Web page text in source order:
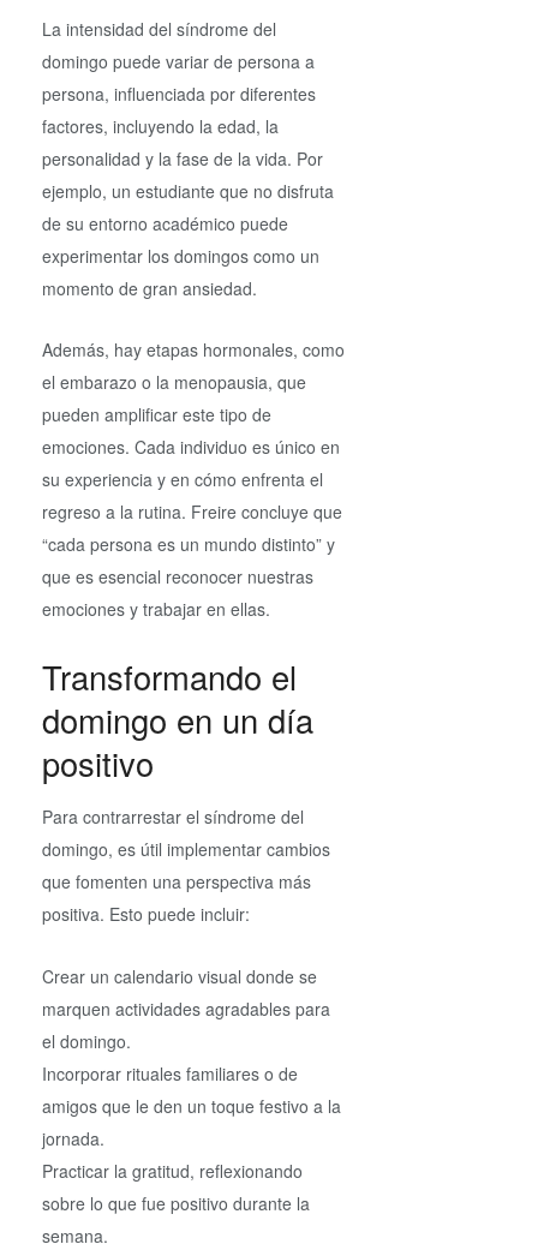
La intensidad del síndrome del
domingo puede variar de persona a
persona, influenciada por diferentes
factores, incluyendo la edad, la
personalidad y la fase de la vida. Por
ejemplo, un estudiante que no disfruta
de su entorno académico puede
experimentar los domingos como un
momento de gran ansiedad.
Además, hay etapas hormonales, como
el embarazo o la menopausia, que
pueden amplificar este tipo de
emociones. Cada individuo es único en
su experiencia y en cómo enfrenta el
regreso a la rutina. Freire concluye que
“cada persona es un mundo distinto” y
que es esencial reconocer nuestras
emociones y trabajar en ellas.
Transformando el
domingo en un día
positivo
Para contrarrestar el síndrome del
domingo, es útil implementar cambios
que fomenten una perspectiva más
positiva. Esto puede incluir:
Crear un calendario visual donde se
marquen actividades agradables para
el domingo.
Incorporar rituales familiares o de
amigos que le den un toque festivo a la
jornada.
Practicar la gratitud, reflexionando
sobre lo que fue positivo durante la
semana.